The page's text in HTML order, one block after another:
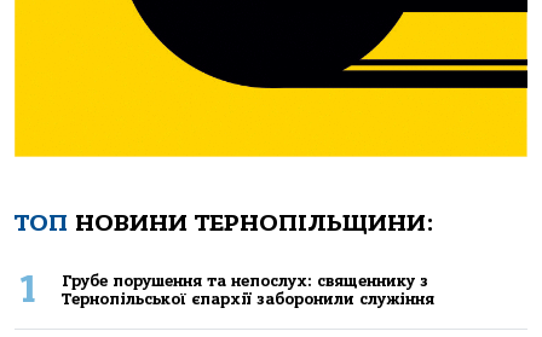
ТОП НОВИНИ ТЕРНОПІЛЬЩИНИ:
1
Грубе порушення та непослух: священнику з
Тернопільської єпархії заборонили служіння